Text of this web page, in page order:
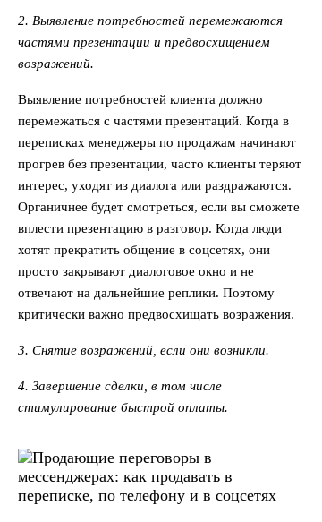
2. Выявление потребностей перемежаются
частями презентации и предвосхищением
возражений.
Выявление потребностей клиента должно
перемежаться с частями презентаций. Когда в
переписках менеджеры по продажам начинают
прогрев без презентации, часто клиенты теряют
интерес, уходят из диалога или раздражаются.
Органичнее будет смотреться, если вы сможете
вплести презентацию в разговор. Когда люди
хотят прекратить общение в соцсетях, они
просто закрывают диалоговое окно и не
отвечают на дальнейшие реплики. Поэтому
критически важно предвосхищать возражения.
3. Снятие возражений, если они возникли.
4. Завершение сделки, в том числе
стимулирование быстрой оплаты.